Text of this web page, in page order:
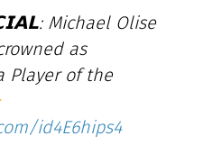
Michael Olise
as
Player of the
id4E6hips4